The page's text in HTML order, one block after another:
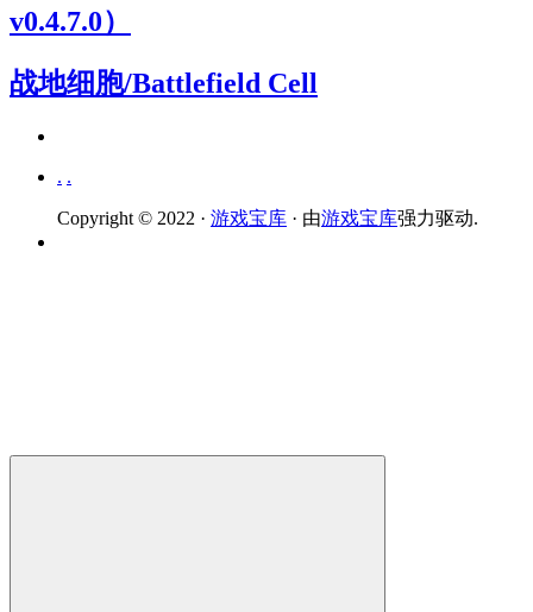
v0.4.7.0）
战地细胞/Battlefield Cell
. .
Copyright © 2022 · 游戏宝库 · 由游戏宝库强力驱动.